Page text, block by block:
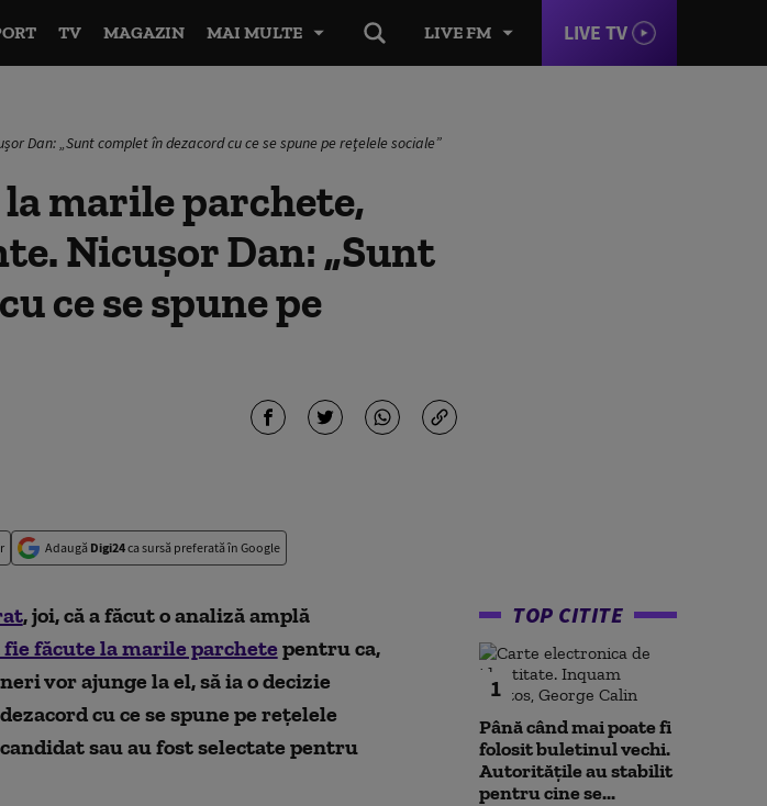
LIVE FM LIVE TV
TV MAGAZIN MAI MULTE
Dan: „Sunt complet în dezacord cu ce se spune pe reţelele sociale”
marile parchete,
Nicușor Dan: „Sunt
ce se spune pe
Adaugă Digi24ca sursă preferată în Google
, joi, că a făcut o analiză amplă
făcute la marile parchete pentru ca,
vor ajunge la el, să ia o decizie
cu ce se spune pe reţelele
sau au fost selectate pentru
TOP CITITE
1
Până când mai poate fi
folosit buletinul vechi.
Autoritățile au stabilit
pentru cine se...